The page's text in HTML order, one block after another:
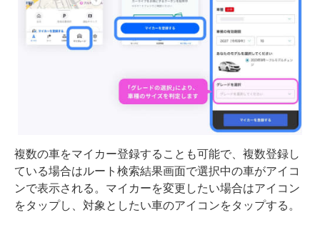
複数の車をマイカー登録することも可能で、複数登録し
ている場合はルート検索結果画面で選択中の車がアイコ
ンで表示される。マイカーを変更したい場合はアイコン
をタップし、対象としたい車のアイコンをタップする。